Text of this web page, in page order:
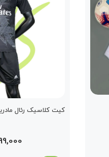
کیت کلاسیک رئال مادرید